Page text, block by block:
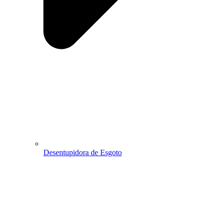
Desentupidora de Esgoto